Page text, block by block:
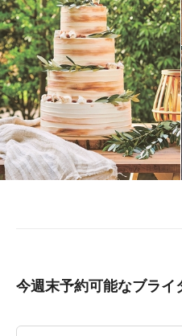
今週末予約可能なブライ